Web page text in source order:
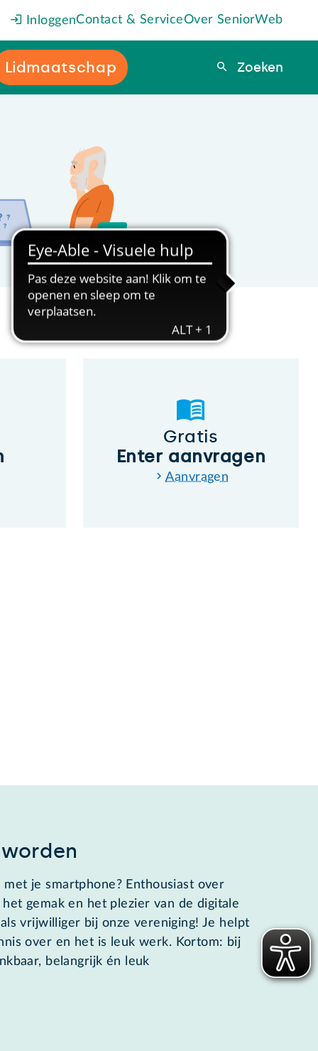
InloggenContact & ServiceOver SeniorWeb
Lidmaatschap Zoeken
Zoeken
Gratis
Enter aanvragen
Aanvragen
je smartphone? Enthousiast over
gemak en het plezier van de digitale
vrijwilliger bij onze vereniging! Je helpt
over en het is leuk werk. Kortom: bij
belangrijk én leuk